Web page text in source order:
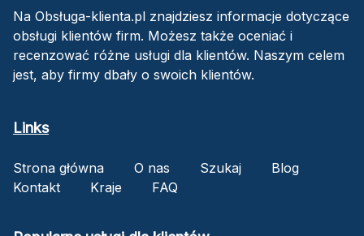
Na Obsługa-klienta.pl znajdziesz informacje dotyczące
obsługi klientów firm. Możesz także oceniać i
recenzować różne usługi dla klientów. Naszym celem
jest, aby firmy dbały o swoich klientów.
Links
Strona główna O nas Szukaj
Blog
Kontakt
Kraje FAQ